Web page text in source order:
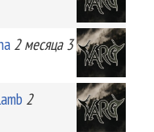
2 месяца 3
2